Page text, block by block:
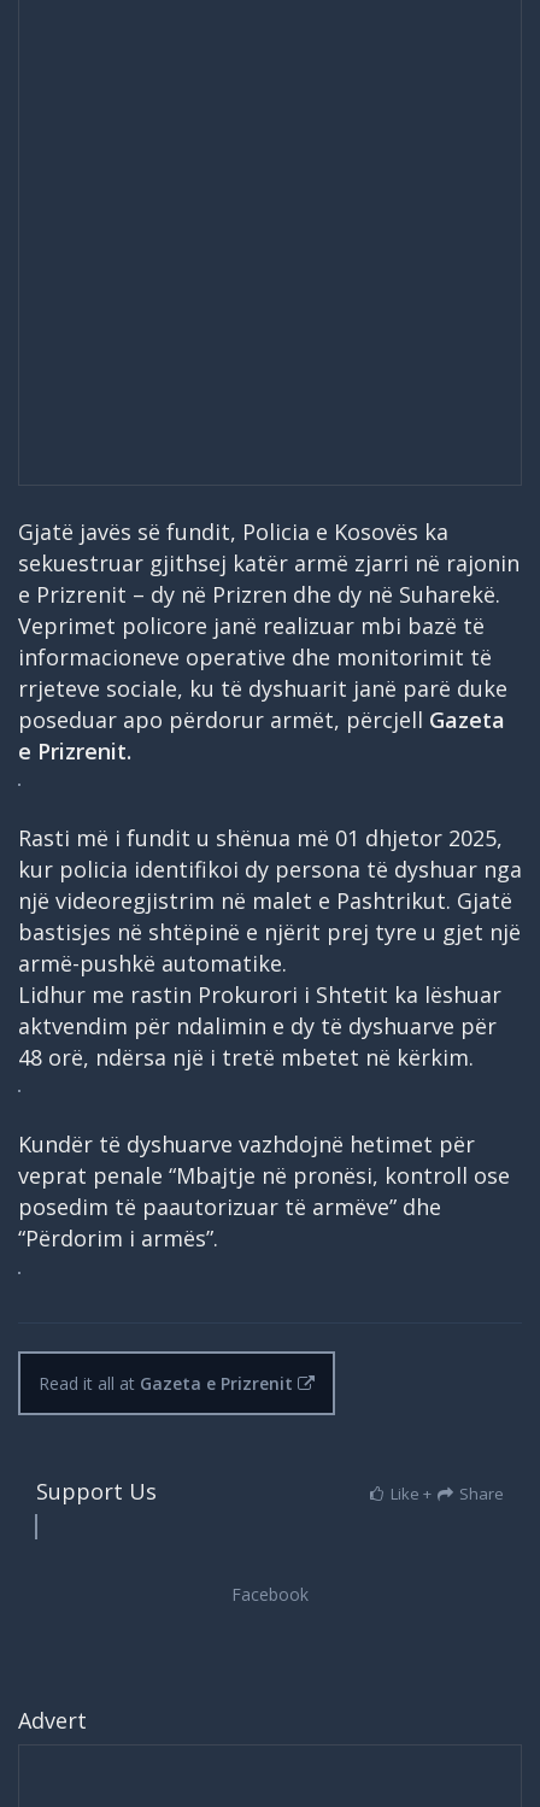
Gjatë javës së fundit, Policia e Kosovës ka
sekuestruar gjithsej katër armë zjarri në rajonin
e Prizrenit – dy në Prizren dhe dy në Suharekë.
Veprimet policore janë realizuar mbi bazë të
informacioneve operative dhe monitorimit të
rrjeteve sociale, ku të dyshuarit janë parë duke
poseduar apo përdorur armët, përcjell Gazeta
e Prizrenit.
Rasti më i fundit u shënua më 01 dhjetor 2025,
kur policia identifikoi dy persona të dyshuar nga
një videoregjistrim në malet e Pashtrikut. Gjatë
bastisjes në shtëpinë e njërit prej tyre u gjet një
armë-pushkë automatike.
Lidhur me rastin Prokurori i Shtetit ka lëshuar
aktvendim për ndalimin e dy të dyshuarve për
48 orë, ndërsa një i tretë mbetet në kërkim.
Kundër të dyshuarve vazhdojnë hetimet për
veprat penale “Mbajtje në pronësi, kontroll ose
posedim të paautorizuar të armëve” dhe
“Përdorim i armës”.
Read it all at Gazeta e Prizrenit
Support Us Like + Share
Advert